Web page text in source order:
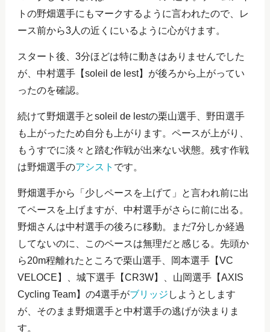
トの野畑選手にもマークするように言われたので、レ
ース前から3人の近くにいるように心がけます。
スタート後、3分ほどは特に動きはありませんでした
が、中村選手【soleil de lest】が後ろから上がってい
ったのを確認。
続けて野畑選手とsoleil de lestの栗山選手、野田選手
も上がったため自分も上がります。ペースが上がり、
もうすでに淡々と踏む作戦が出来ない状態。残す作戦
は野畑選手のアシスト です。
野畑選手から「少しペースを上げて」と言われ前に出
てペースを上げますが、中村選手がさらに前に出る。
野畑さんは中村選手の後ろに移動。まだ7分しか経過
してないのに、このペースは無理だと感じる。先頭か
ら20m程離れたところで栗山選手、岡本選手【VC
VELOCE】、城下選手【CR3W】、山岡選手【AXIS
Cycling Team】の4選手がブリッジ しようとします
が、そのまま野畑選手と中村選手の逃げが決まりま
す。